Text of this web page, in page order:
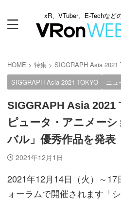
xR、VTuber、E-Techなど
HOME > 特集 > SIGGRAPH Asia 2021
SIGGRAPH Asia 2021 TOKYO
ニュ
SIGGRAPH Asia 2021
ピュータ・アニメー
バル」優秀作品を発表
2021年12月1日
2021年12月14日（火）～17
ォーラムで開催されます「